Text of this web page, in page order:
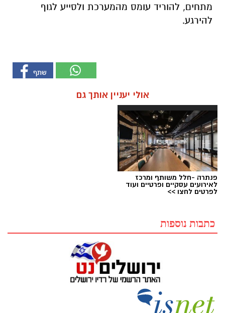
מתחים, להוריד עומס מהמערכת ולסייע לגוף
להירגע.
אולי יעניין אותך גם
פנתרה -חלל משותף ומרכז
לאירועים עסקיים ופרטיים ועוד
לפרטים לחצו >>
כתבות נוספות